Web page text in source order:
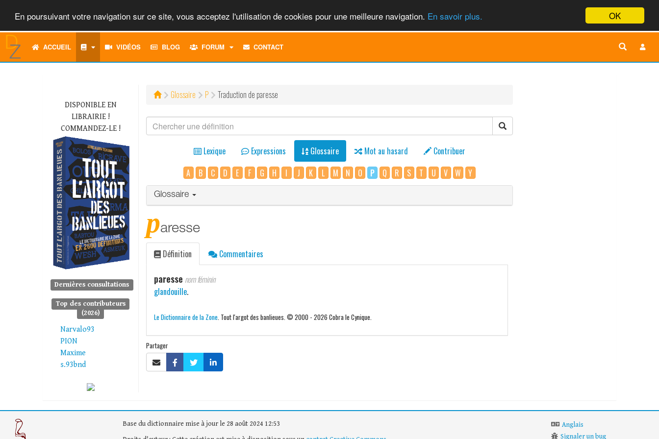
OK
En poursuivant votre navigation sur ce site, vous acceptez l'utilisation de cookies pour une meilleure navigation. En savoir plus.
ACCUEIL VIDÉOS BLOG FORUM
TOGGLECONTACT
DISPONIBLE EN
LIBRAIRIE !
COMMANDEZ-LE !
Dernières consultations
Top des contributeurs
(2026)
Narvalo93
PION
Maxime
s.93bnd
Glossaire P Traduction de paresse
Lexique Expressions Glossaire Mot au hasard
Contribuer
A
B C D E F G H I J K L M N O P Q R S T U V W Y
Glossaire
paresse
Définition Commentaires
paresse nom féminin
glandouille.
Le Dictionnaire de la Zone. Tout l'argot des banlieues. © 2000 - 2026 Cobra le Cynique.
Partager
Base du dictionnaire mise à jour le 28 août 2024 12:53
Anglais
Signaler un bug